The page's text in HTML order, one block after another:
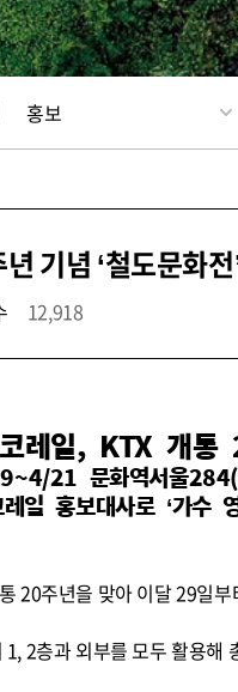
홍보
기념 ‘철도문화전
12,918
코레일, KTX 개통
21 문화역서울
레일 홍보대사로 ‘가수
20주년을 맞아 이달 29일
2층과 외부를 모두 활용